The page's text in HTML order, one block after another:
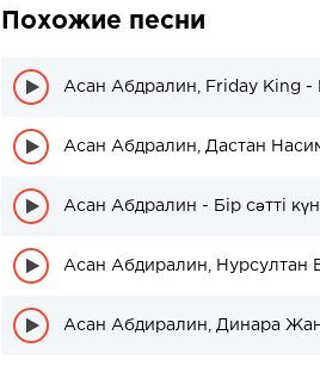
Похожие песни
Асан Абдралин, Friday King -
Асан Абдралин, Дастан
Асан Абдралин - Бір сәтті күн
Асан Абдиралин, Нурсултан
Асан Абдиралин, Динара